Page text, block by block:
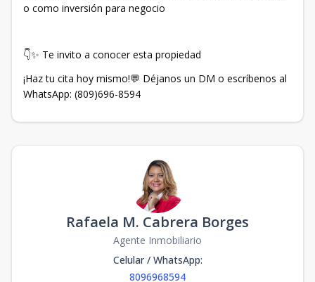
o como inversión para negocio
👇✨ Te invito a conocer esta propiedad
¡Haz tu cita hoy mismo!💬 Déjanos un DM o escríbenos al
WhatsApp: (809)696-8594
Rafaela M. Cabrera Borges
Agente Inmobiliario
Celular / WhatsApp:
8096968594